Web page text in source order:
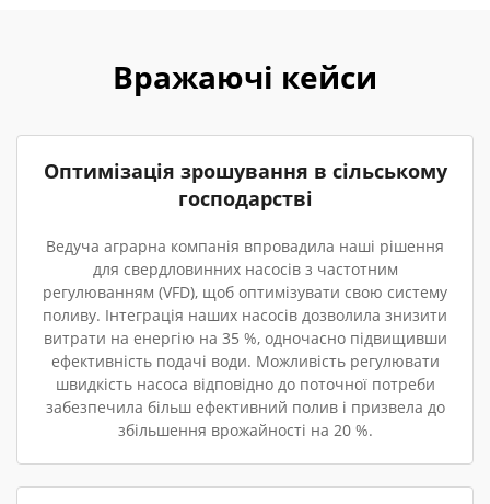
Вражаючі кейси
Оптимізація зрошування в сільському
господарстві
Ведуча аграрна компанія впровадила наші рішення
для свердловинних насосів з частотним
регулюванням (VFD), щоб оптимізувати свою систему
поливу. Інтеграція наших насосів дозволила знизити
витрати на енергію на 35 %, одночасно підвищивши
ефективність подачі води. Можливість регулювати
швидкість насоса відповідно до поточної потреби
забезпечила більш ефективний полив і призвела до
збільшення врожайності на 20 %.